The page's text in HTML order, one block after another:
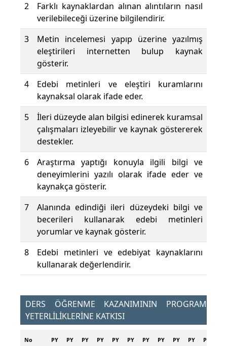
2
Farklı kaynaklardan alınan alıntıların nasıl
verilebileceği üzerine bilgilendirir.
3
Metin incelemesi yapıp üzerine yazılmış
eleştirileri internetten bulup kaynak
gösterir.
4
Edebi metinleri ve eleştiri kuramlarını
kaynaksal olarak ifade eder.
5
İleri düzeyde alan bilgisi edinerek kuramsal
çalışmaları izleyebilir ve kaynak göstererek
destekler.
6
Araştırma yaptığı konuyla ilgili bilgi ve
deneyimlerini yazılı olarak ifade eder ve
kaynakça gösterir.
7
Alanında edindiği ileri düzeydeki bilgi ve
becerileri kullanarak edebi metinleri
yorumlar ve kaynak gösterir.
8
Edebi metinleri ve edebiyat kaynaklarını
kullanarak değerlendirir.
DERS ÖĞRENME KAZANIMININ PROGRAM
YETERLİLİKLERİNE KATKISI
No PY PY PY PY PY PY PY PY PY PY PY